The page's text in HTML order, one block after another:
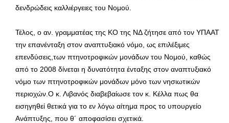
δενδρώδεις καλλιέργειες του Νομού.
Τέλος, ο αν. γραμματέας της ΚΟ της ΝΔ ζήτησε από τον ΥΠΑΑΤ
την επανένταξη στον αναπτυξιακό νόμο, ως επιλέξιμες
επενδύσεις,των πτηνοτροφικών μονάδων του Νομού, καθώς
από το 2008 δίνεται η δυνατότητα ένταξης στον αναπτυξιακό
νόμο των πτηνοτροφικών μονάδων μόνο των νησιωτικών
περιοχών.Ο κ. Λιβανός διαβεβαίωσε τον κ. Κέλλα πως θα
εισηγηθεί θετικά για το εν λόγω αίτημα προς το υπουργείο
Ανάπτυξης, που θ´ αποφασίσει σχετικά.